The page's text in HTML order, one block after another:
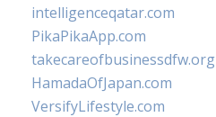
intelligenceqatar.com
PikaPikaApp.com
takecareofbusinessdfw.org
HamadaOfJapan.com
VersifyLifestyle.com